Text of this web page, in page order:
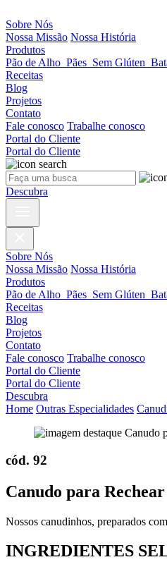
Sobre Nós
Nossa Missão Nossa História
Produtos
Pão de Alho Pães Sem Glúten
Receitas
Blog
Projetos
Contato
Fale conosco Trabalhe conosco
Portal do Cliente
Portal do Cliente
Descubra
Sobre Nós
Nossa Missão Nossa História
Produtos
Pão de Alho Pães Sem Glúten
Receitas
Blog
Projetos
Contato
Fale conosco Trabalhe conosco
Portal do Cliente
Portal do Cliente
Descubra
Home Outras Especialidades
cód. 92
Canudo para
Nossos canudinhos, preparados
INGREDIENTES